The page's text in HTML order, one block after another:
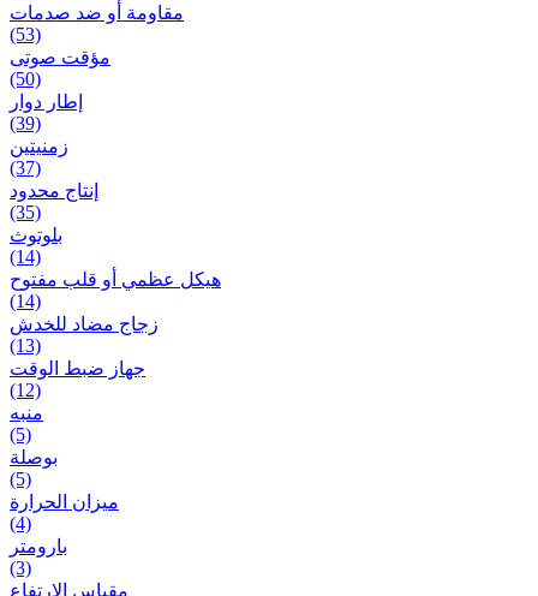
مقاومة أو ضد صدمات
(53)
مؤقت صوتی
(50)
إطار دوار
(39)
زمنیتین
(37)
إنتاج محدود
(35)
بلوتوث
(14)
هيكل عظمي أو قلب مفتوح
(14)
زجاج مضاد للخدش
(13)
جهاز ضبط الوقت
(12)
منبه
(5)
بوصلة
(5)
ميزان الحرارة
(4)
بارومتر
(3)
مقياس الارتفاع